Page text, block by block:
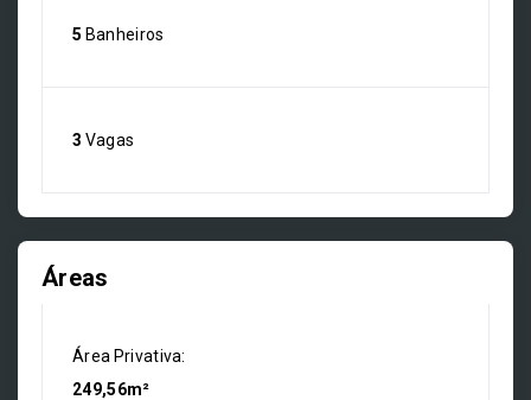
5 Banheiros
3 Vagas
Áreas
Área Privativa:
249,56m²